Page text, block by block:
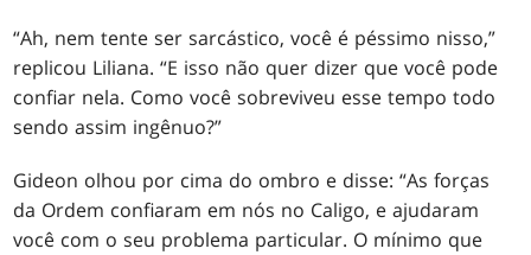
“Ah, nem tente ser sarcástico, você é péssimo nisso,”
replicou Liliana. “E isso não quer dizer que você pode
confiar nela. Como você sobreviveu esse tempo todo
sendo assim ingênuo?”
Gideon olhou por cima do ombro e disse: “As forças
da Ordem confiaram em nós no Caligo, e ajudaram
você com o seu problema particular. O mínimo que